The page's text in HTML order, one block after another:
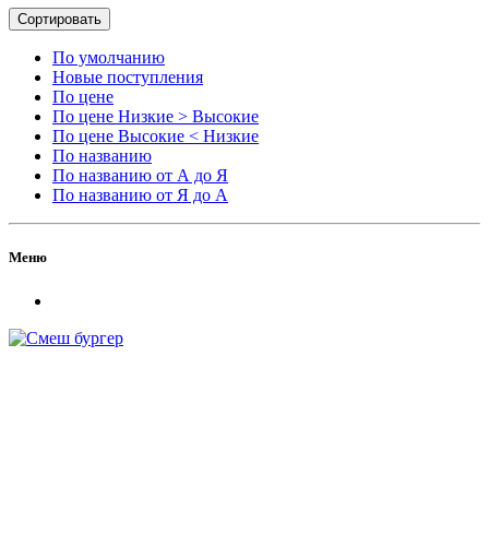
Сортировать
По умолчанию
Новые поступления
По цене
По цене Низкие > Высокие
По цене Высокие < Низкие
По названию
По названию от А до Я
По названию от Я до А
Меню